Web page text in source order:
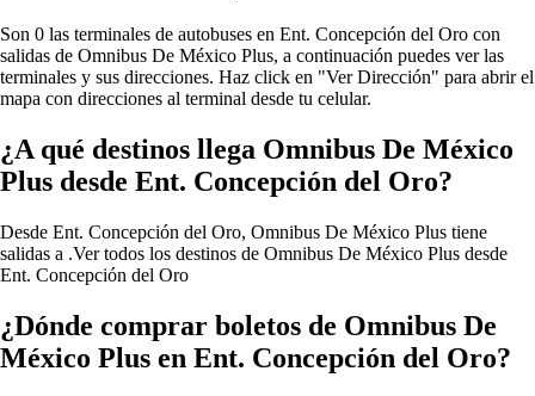
Son 0 las terminales de autobuses en Ent. Concepción del Oro con
salidas de Omnibus De México Plus, a continuación puedes ver las
terminales y sus direcciones. Haz click en "Ver Dirección" para abrir el
mapa con direcciones al terminal desde tu celular.
¿A qué destinos llega Omnibus De México
Plus desde Ent. Concepción del Oro?
Desde Ent. Concepción del Oro, Omnibus De México Plus tiene
salidas a .Ver todos los destinos de Omnibus De México Plus desde
Ent. Concepción del Oro
¿Dónde comprar boletos de Omnibus De
México Plus en Ent. Concepción del Oro?